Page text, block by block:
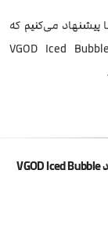
می‌کنیم که
جویس آدامس بادکنکی هندوانه و یخ ویگاد VGOD Iced Bubble
جویس آدامس بادکنکی هندوانه و یخ ویگاد VGOD Iced Bubble